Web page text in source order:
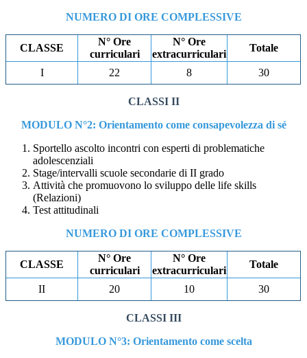
NUMERO DI ORE COMPLESSIVE
CLASSE
N° Ore
curriculari
N° Ore
extracurriculari
Totale
I 22 8 30
CLASSI II
MODULO N°2: Orientamento come consapevolezza di sé
Sportello ascolto incontri con esperti di problematiche
adolescenziali
Stage/intervalli scuole secondarie di II grado
Attività che promuovono lo sviluppo delle life skills
(Relazioni)
Test attitudinali
NUMERO DI ORE COMPLESSIVE
CLASSE
N° Ore
curriculari
N° Ore
extracurriculari
Totale
II 20 10 30
CLASSI III
MODULO N°3: Orientamento come scelta